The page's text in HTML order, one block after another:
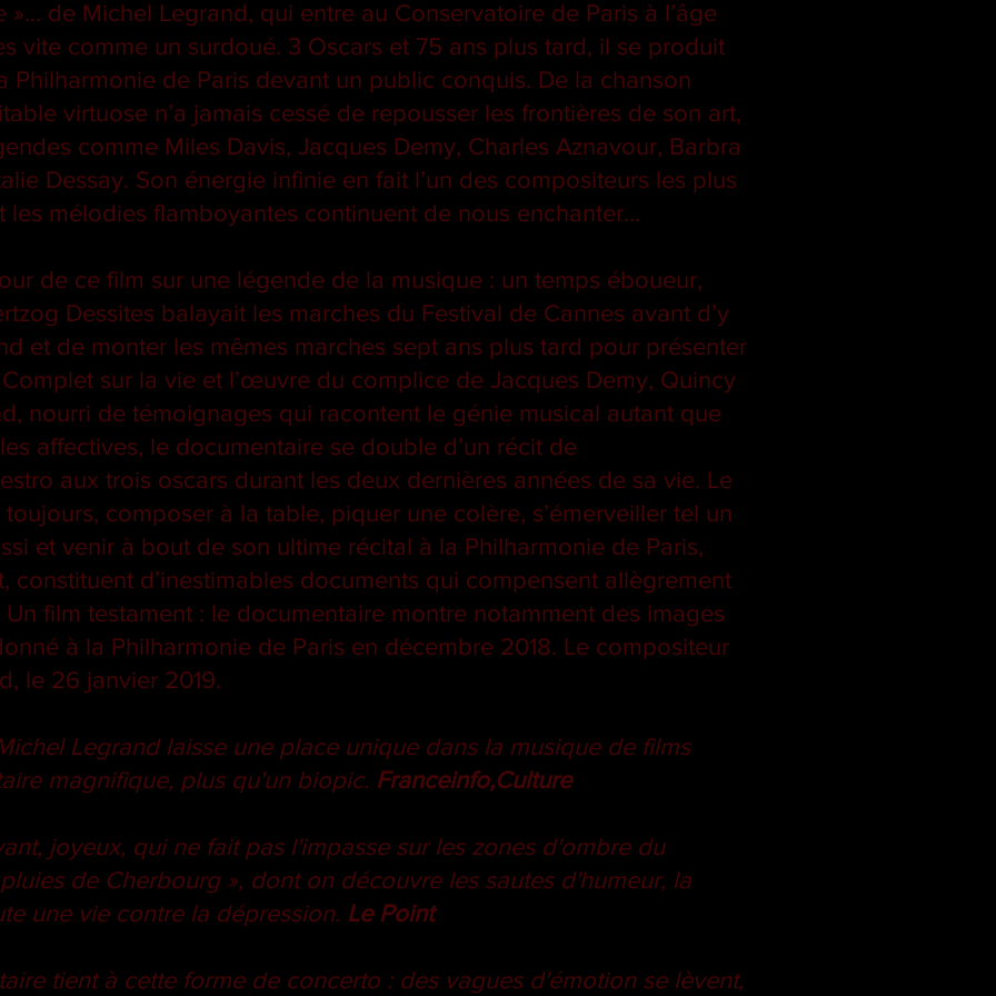
»... de Michel Legrand, qui entre au Conservatoire de Paris à l’âge
vite comme un surdoué. 3 Oscars et 75 ans plus tard, il se produit
Philharmonie de Paris devant un public conquis. De la chanson
virtuose n’a jamais cessé de repousser les frontières de son art,
comme Miles Davis, Jacques Demy, Charles Aznavour, Barbra
Dessay. Son énergie infinie en fait l’un des compositeurs les plus
les mélodies flamboyantes continuent de nous enchanter…
de ce film sur une légende de la musique : un temps éboueur,
Dessites balayait les marches du Festival de Cannes avant d’y
et de monter les mêmes marches sept ans plus tard pour présenter
sur la vie et l’œuvre du complice de Jacques Demy, Quincy
nourri de témoignages qui racontent le génie musical autant que
affectives, le documentaire se double d’un récit de
aux trois oscars durant les deux dernières années de sa vie. Le
composer à la table, piquer une colère, s’émerveiller tel un
et venir à bout de son ultime récital à la Philharmonie de Paris,
constituent d’inestimables documents qui compensent allègrement
film testament : le documentaire montre notamment des images
à la Philharmonie de Paris en décembre 2018. Le compositeur
le 26 janvier 2019.
Legrand laisse une place unique dans la musique de films
magnifique, plus qu'un biopic. Franceinfo,Culture
joyeux, qui ne fait pas l'impasse sur les zones d'ombre du
de Cherbourg », dont on découvre les sautes d'humeur, la
une vie contre la dépression. Le Point
tient à cette forme de concerto : des vagues d'émotion se lèvent,